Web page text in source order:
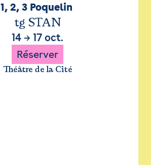
1, 2, 3 Poquelin
tg STAN
14 → 17 oct.
Réserver
Théâtre de la Cité